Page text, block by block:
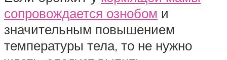
сопровождается ознобом и
значительным повышением
температуры тела, то не нужно